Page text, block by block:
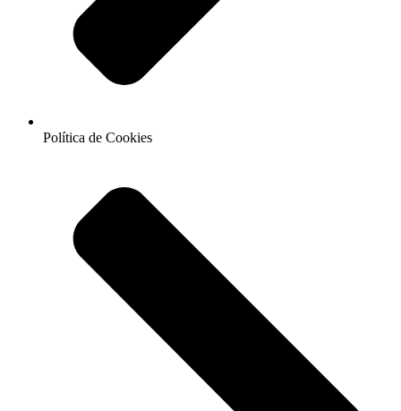
Política de Cookies